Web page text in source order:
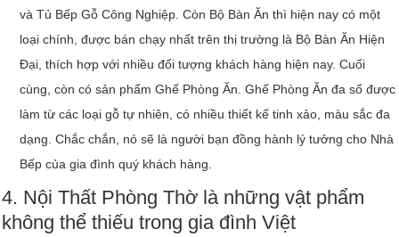
và Tủ Bếp Gỗ Công Nghiệp. Còn Bộ Bàn Ăn thì hiện nay có một
loại chính, được bán chạy nhất trên thị trường là Bộ Bàn Ăn Hiện
Đại, thích hợp với nhiều đối tượng khách hàng hiện nay. Cuối
cùng, còn có sản phẩm Ghế Phòng Ăn. Ghế Phòng Ăn đa số được
làm từ các loại gỗ tự nhiên, có nhiều thiết kế tinh xảo, màu sắc đa
dạng. Chắc chắn, nó sẽ là người bạn đồng hành lý tưởng cho Nhà
Bếp của gia đình quý khách hàng.
4. Nội Thất Phòng Thờ là những vật phẩm
không thể thiếu trong gia đình Việt